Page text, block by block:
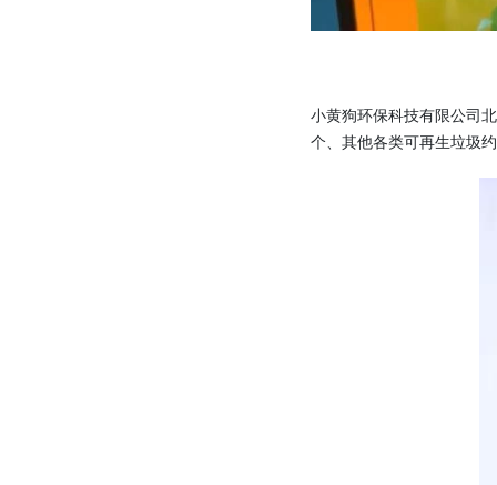
小黄狗环保科技有限公司
个、其他各类可再生垃圾